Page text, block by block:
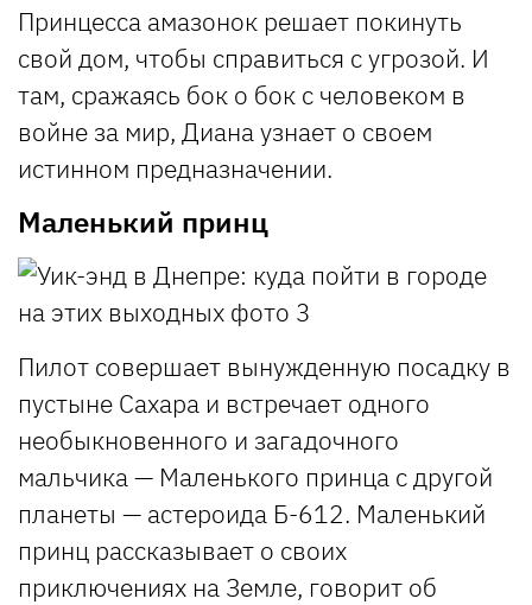
Принцесса амазонок решает покинуть
свой дом, чтобы справиться с угрозой. И
там, сражаясь бок о бок с человеком в
войне за мир, Диана узнает о своем
истинном предназначении.
Маленький принц
Пилот совершает вынужденную посадку в
пустыне Сахара и встречает одного
необыкновенного и загадочного
мальчика — Маленького принца с другой
планеты — астероида Б-612. Маленький
принц рассказывает о своих
приключениях на Земле, говорит об